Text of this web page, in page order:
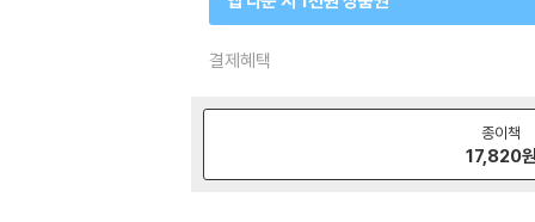
결제혜택
종이책
17,820